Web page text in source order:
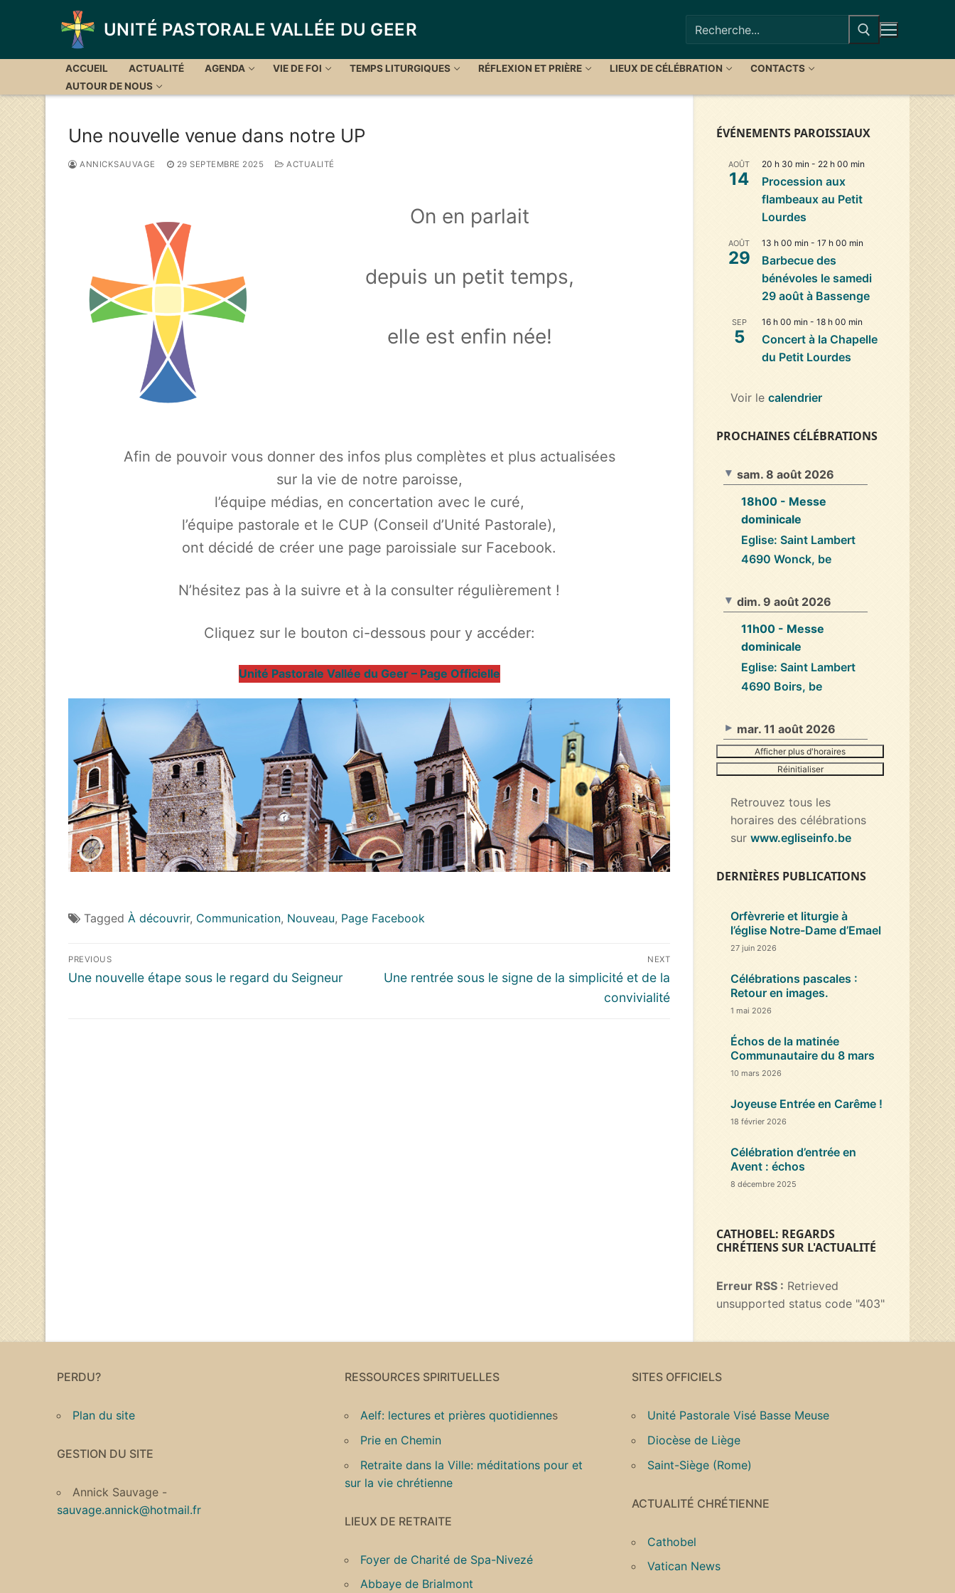
UNITÉ PASTORALE VALLÉE DU GEER
Rechercher
:
ACCUEIL ACTUALITÉ AGENDA VIE DE FOI TEMPS LITURGIQUES RÉFLEXION ET PRIÈRE LIEUX DE CÉLÉBRATION
CONTACTS
AUTOUR DE NOUS
Une nouvelle venue dans notre UP
ANNICKSAUVAGE 29 SEPTEMBRE 2025 ACTUALITÉ
On en parlait
depuis un petit temps,
elle est enfin née!
Afin de pouvoir vous donner des infos plus complètes et plus actualisées
sur la vie de notre paroisse,
l’équipe médias, en concertation avec le curé,
l’équipe pastorale et le CUP (Conseil d’Unité Pastorale),
ont décidé de créer une page paroissiale sur Facebook.
N’hésitez pas à la suivre et à la consulter régulièrement !
Cliquez sur le bouton ci-dessous pour y accéder:
Unité Pastorale Vallée du Geer – Page Officielle
Tagged À découvrir, Communication, Nouveau, Page Facebook
Navigation
de
PREVIOUS
Previous
Une nouvelle étape sous le regard du Seigneur
NEXT
Next
Une rentrée sous le signe de la simplicité et de la
convivialité
ÉVÉNEMENTS PAROISSIAUX
AOÛT
14
20 h 30 min - 22 h 00 min
Procession aux
flambeaux au Petit
Lourdes
AOÛT
29
13 h 00 min - 17 h 00 min
Barbecue des
bénévoles le samedi
29 août à Bassenge
SEP
5
16 h 00 min - 18 h 00 min
Concert à la Chapelle
du Petit Lourdes
Voir le calendrier
PROCHAINES CÉLÉBRATIONS
sam. 8 août 2026
18h00 - Messe
dominicale
Eglise: Saint Lambert
4690 Wonck, be
dim. 9 août 2026
11h00 - Messe
dominicale
Eglise: Saint Lambert
4690 Boirs, be
mar. 11 août 2026
Afficher plus d'horaires
Réinitialiser
Retrouvez tous les
horaires des célébrations
sur www.egliseinfo.be
DERNIÈRES PUBLICATIONS
Orfèvrerie et liturgie à
l’église Notre-Dame d’Emael
27 juin 2026
Célébrations pascales :
Retour en images.
1 mai 2026
Échos de la matinée
Communautaire du 8 mars
10 mars 2026
Joyeuse Entrée en Carême !
18 février 2026
Célébration d’entrée en
Avent : échos
8 décembre 2025
CATHOBEL: REGARDS
CHRÉTIENS SUR L'ACTUALITÉ
Erreur RSS : Retrieved
unsupported status code "403"
PERDU?
Plan du site
GESTION DU SITE
Annick Sauvage -
sauvage.annick@hotmail.fr
RESSOURCES SPIRITUELLES
Aelf: lectures et prières quotidiennes
Prie en Chemin
Retraite dans la Ville: méditations pour et
sur la vie chrétienne
LIEUX DE RETRAITE
Foyer de Charité de Spa-Nivezé
Abbaye de Brialmont
SITES OFFICIELS
Unité Pastorale Visé Basse Meuse
Diocèse de Liège
Saint-Siège (Rome)
ACTUALITÉ CHRÉTIENNE
Cathobel
Vatican News